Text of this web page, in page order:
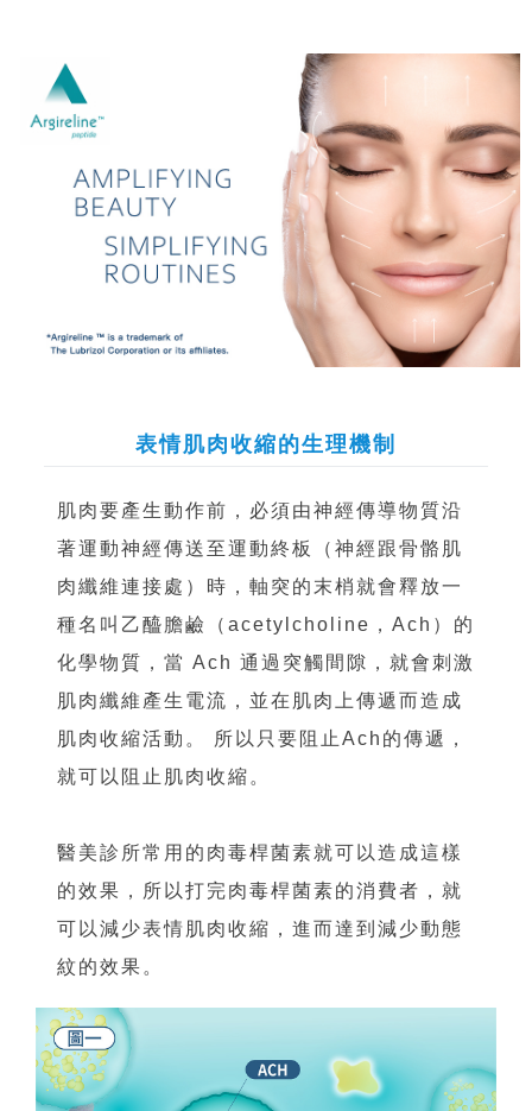
表情肌肉收縮的生理機制
肌肉要產生動作前，必須由神經傳導物質沿
著運動神經傳送至運動終板（神經跟骨骼肌
肉纖維連接處）時，軸突的末梢就會釋放一
種名叫乙醯膽鹼（acetylcholine，Ach）的
化學物質，當 Ach 通過突觸間隙，就會刺激
肌肉纖維產生電流，並在肌肉上傳遞而造成
肌肉收縮活動。 所以只要阻止Ach的傳遞，
就可以阻止肌肉收縮。
醫美診所常用的肉毒桿菌素就可以造成這樣
的效果，所以打完肉毒桿菌素的消費者，就
可以減少表情肌肉收縮，進而達到減少動態
紋的效果。